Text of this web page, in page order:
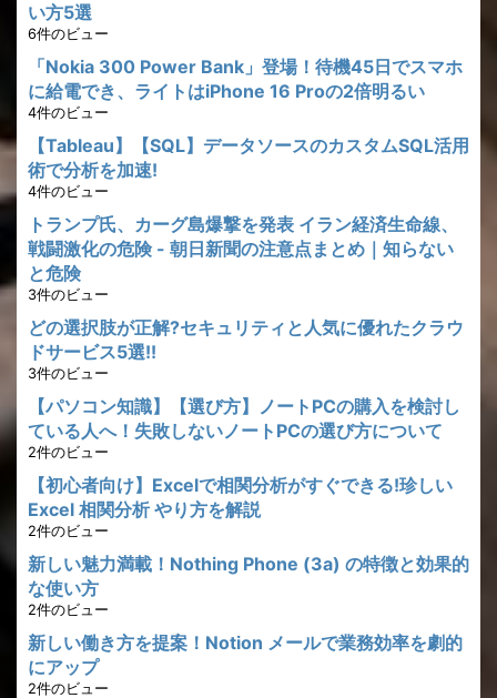
い方5選
6件のビュー
「Nokia 300 Power Bank」登場！待機45日でスマホ
に給電でき、ライトはiPhone 16 Proの2倍明るい
4件のビュー
【Tableau】【SQL】データソースのカスタムSQL活用
術で分析を加速!
4件のビュー
トランプ氏、カーグ島爆撃を発表 イラン経済生命線、
戦闘激化の危険 - 朝日新聞の注意点まとめ｜知らない
と危険
3件のビュー
どの選択肢が正解?セキュリティと人気に優れたクラウ
ドサービス5選!!
3件のビュー
【パソコン知識】【選び方】ノートPCの購入を検討し
ている人へ！失敗しないノートPCの選び方について
2件のビュー
【初心者向け】Excelで相関分析がすぐできる!珍しい
Excel 相関分析 やり方を解説
2件のビュー
新しい魅力満載！Nothing Phone (3a) の特徴と効果的
な使い方
2件のビュー
新しい働き方を提案！Notion メールで業務効率を劇的
にアップ
2件のビュー